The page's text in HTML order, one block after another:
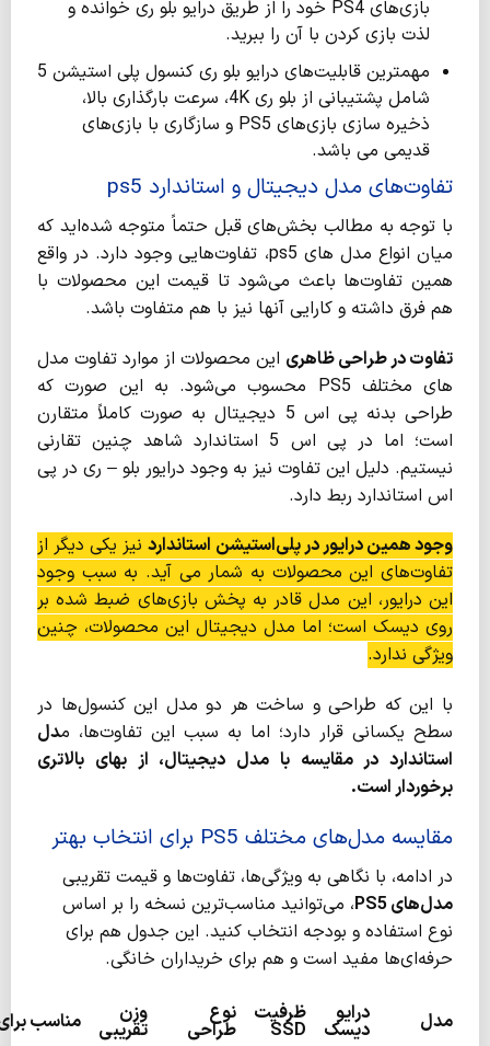
بازی‌های PS4 خود را از طریق درایو بلو ری خوانده و
لذت بازی کردن با آن را ببرید.
مهمترین قابلیت‌های درایو بلو ری کنسول پلی استیشن 5
شامل پشتیبانی از بلو ری 4K، سرعت بارگذاری بالا،
ذخیره سازی بازی‌های PS5 و سازگاری با بازی‌های
قدیمی‌ می باشد.
تفاوت‌های مدل دیجیتال و استاندارد ps5
با توجه به مطالب بخش‌های قبل حتماً متوجه شده‌اید که
میان انواع مدل های ps5، تفاوت‌هایی وجود دارد. در واقع
همین تفاوت‌ها باعث می‌شود تا قیمت این محصولات با
هم فرق داشته و کارایی آنها نیز با هم متفاوت باشد.
تفاوت در طراحی ظاهری این محصولات از موارد تفاوت مدل
‌های مختلف PS5 محسوب می‌شود. به این صورت که
طراحی بدنه پی اس 5 دیجیتال به صورت کاملاً متقارن
است؛ اما در پی اس 5 استاندارد شاهد چنین تقارنی
نیستیم. دلیل این تفاوت نیز به وجود درایور بلو – ری در پی
اس استاندارد ربط دارد.
وجود همین درایور در پلی‌استیشن استانداردنیز یکی دیگر از
تفاوت‌های این محصولات به شمار می آید. به سبب وجود
این درایور، این مدل قادر به پخش بازی‌های ضبط شده بر
روی دیسک است؛ اما مدل دیجیتال این محصولات، چنین
ویژگی ندارد.
با این که طراحی و ساخت هر دو مدل این کنسول‌ها در
سطح یکسانی قرار دارد؛ اما به سبب این تفاوت‌ها، مدل
استاندارد در مقایسه با مدل دیجیتال، از بهای بالاتری
برخوردار است.
مقایسه مدل‌های مختلف PS5 برای انتخاب بهتر
در ادامه، با نگاهی به ویژگی‌ها، تفاوت‌ها و قیمت تقریبی
مدل‌های PS5
، می‌توانید مناسب‌ترین نسخه را بر اساس
نوع استفاده و بودجه انتخاب کنید. این جدول هم برای
حرفه‌ای‌ها مفید است و هم برای خریداران خانگی.
مدل درایو
دیسک
ظرفیت
SSD
نوع
طراحی
وزن
تقریبی مناسب